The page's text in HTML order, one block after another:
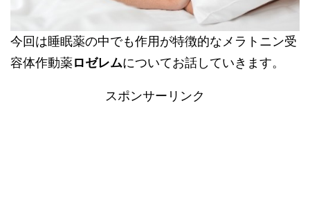
今回は睡眠薬の中でも作用が特徴的なメラトニン受
容体作動薬ロゼレムについてお話していきます。
スポンサーリンク